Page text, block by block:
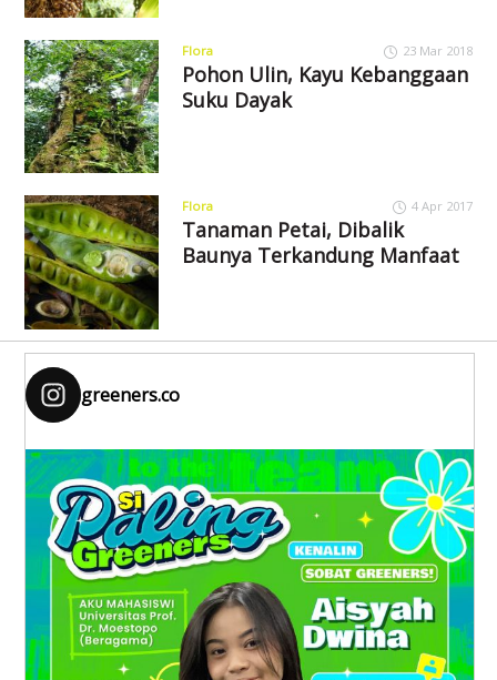
Flora 23 Mar 2018
Pohon Ulin, Kayu Kebanggaan
Suku Dayak
Flora 4 Apr 2017
Tanaman Petai, Dibalik
Baunya Terkandung Manfaat
greeners.co